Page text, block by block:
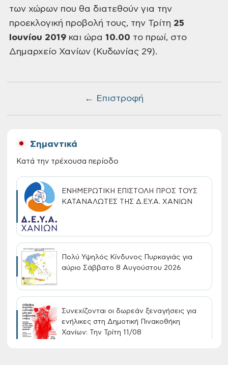
← Επιστροφή
των χώρων που θα διατεθούν για την
προεκλογική προβολή τους, την Τρίτη 25
Ιουνίου 2019 και ώρα 10.00 το πρωί, στο
Δημαρχείο Χανίων (Κυδωνίας 29).
Σημαντικά
Κατά την τρέχουσα περίοδο
ΕΝΗΜΕΡΩΤΙΚΗ ΕΠΙΣΤΟΛΗ ΠΡΟΣ ΤΟΥΣ
ΚΑΤΑΝΑΛΩΤΕΣ ΤΗΣ Δ.Ε.Υ.Α. ΧΑΝΙΩΝ
Πολύ Υψηλός Κίνδυνος Πυρκαγιάς για
αύριο Σάββατο 8 Αυγούστου 2026
Συνεχίζονται οι δωρεάν ξεναγήσεις για
ενήλικες στη Δημοτική Πινακοθήκη
Χανίων: Την Τρίτη 11/08